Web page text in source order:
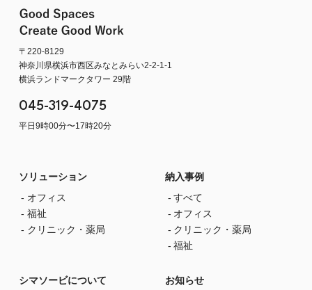
〒220-8129
神奈川県横浜市西区みなとみらい2-2-1-1
横浜ランドマークタワー 29階
045-319-4075
平日9時00分〜17時20分
ソリューション
オフィス
福祉
クリニック・薬局
納入事例
すべて
オフィス
クリニック・薬局
福祉
シマソービについて お知らせ